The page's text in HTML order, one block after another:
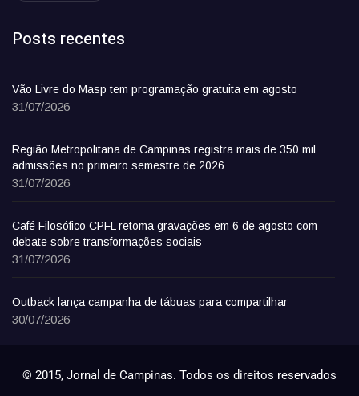
Posts recentes
Vão Livre do Masp tem programação gratuita em agosto
31/07/2026
Região Metropolitana de Campinas registra mais de 350 mil
admissões no primeiro semestre de 2026
31/07/2026
Café Filosófico CPFL retoma gravações em 6 de agosto com
debate sobre transformações sociais
31/07/2026
Outback lança campanha de tábuas para compartilhar
30/07/2026
© 2015, Jornal de Campinas. Todos os direitos reservados